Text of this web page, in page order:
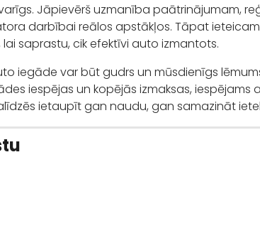
Jāpievērš uzmanība paātrinājumam,
darbībai reālos apstākļos. Tāpat
saprastu, cik efektīvi auto izmantots.
iegāde var būt gudrs un mūsdienīgs
iespējas un kopējās izmaksas, iespējams
ietaupīt gan naudu, gan samazināt